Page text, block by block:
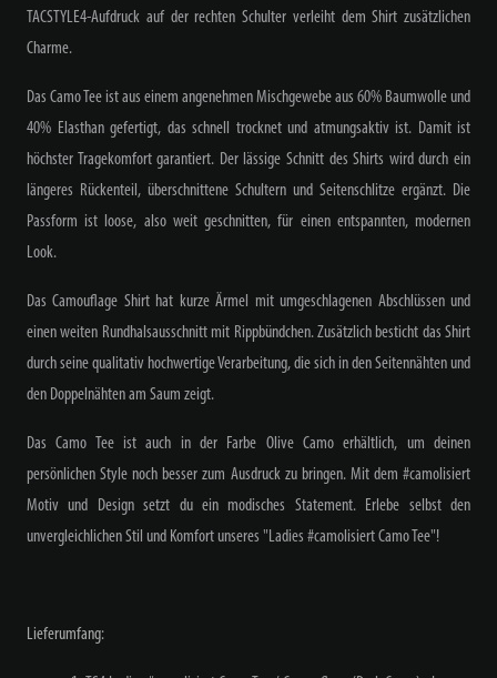
TACSTYLE4-Aufdruck auf der rechten Schulter verleiht dem Shirt zusätzlichen
Charme.
Das Camo Tee ist aus einem angenehmen Mischgewebe aus 60% Baumwolle und
40% Elasthan gefertigt, das schnell trocknet und atmungsaktiv ist. Damit ist
höchster Tragekomfort garantiert. Der lässige Schnitt des Shirts wird durch ein
längeres Rückenteil, überschnittene Schultern und Seitenschlitze ergänzt. Die
Passform ist loose, also weit geschnitten, für einen entspannten, modernen
Look.
Das Camouflage Shirt hat kurze Ärmel mit umgeschlagenen Abschlüssen und
einen weiten Rundhalsausschnitt mit Rippbündchen. Zusätzlich besticht das Shirt
durch seine qualitativ hochwertige Verarbeitung, die sich in den Seitennähten und
den Doppelnähten am Saum zeigt.
Das Camo Tee ist auch in der Farbe Olive Camo erhältlich, um deinen
persönlichen Style noch besser zum Ausdruck zu bringen. Mit dem #camolisiert
Motiv und Design setzt du ein modisches Statement. Erlebe selbst den
unvergleichlichen Stil und Komfort unseres "Ladies #camolisiert Camo Tee"!
Lieferumfang: